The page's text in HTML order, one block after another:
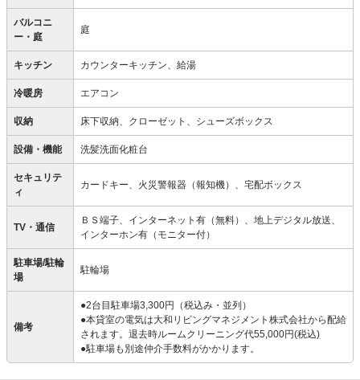
バルコニ
ー・庭
庭
キッチン カウンターキッチン、給湯
冷暖房 エアコン
収納 床下収納、クローゼット、シューズボックス
設備・機能 洗髪洗面化粧台
セキュリテ
ィ
カードキー、火災警報器（報知機）、宅配ボックス
TV・通信
ＢＳ端子、インターネット有（無料）、地上デジタル放送、
インターホン有（モニター付）
駐車場/駐輪
場
駐輪場
備考
●2台目駐車場3,300円（税込み・並列）
●本貸室の電気は大和リビングマネジメント株式会社から配給
されます。退去時ルームクリーニング代55,000円(税込)
●駐車場も別途仲介手数料がかかります。